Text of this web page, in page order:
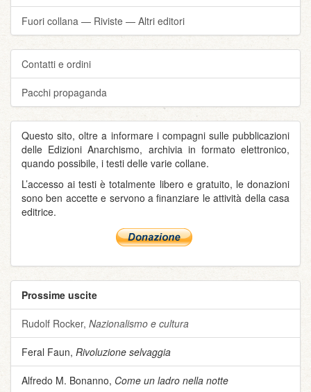
Fuori collana — Riviste — Altri editori
Contatti e ordini
Pacchi propaganda
Questo sito, oltre a informare i compagni sulle pubblicazioni
delle Edizioni Anarchismo, archivia in formato elettronico,
quando possibile, i testi delle varie collane.
L’accesso ai testi è totalmente libero e gratuito, le donazioni
sono ben accette e servono a finanziare le attività della casa
editrice.
Prossime uscite
Rudolf Rocker, Nazionalismo e cultura
Feral Faun, Rivoluzione selvaggia
Alfredo M. Bonanno, Come un ladro nella notte